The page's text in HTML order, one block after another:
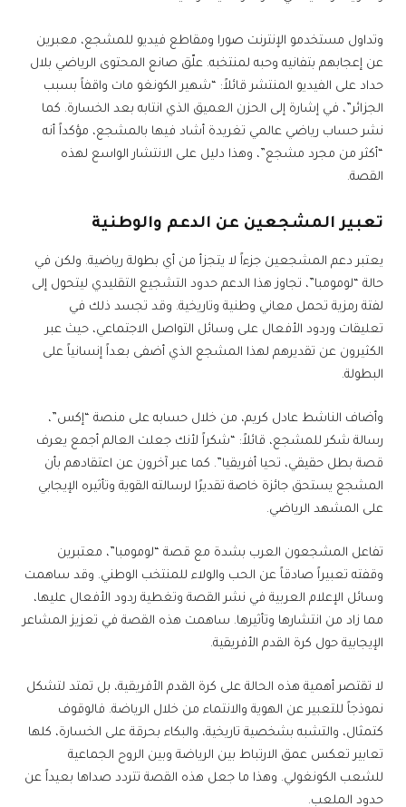
وتداول مستخدمو الإنترنت صورا ومقاطع فيديو للمشجع، معبرين
عن إعجابهم بتفانيه وحبه لمنتخبه. علّق صانع المحتوى الرياضي بلال
حداد على الفيديو المنتشر قائلاً: “شهير الكونغو مات واقفاً بسبب
الجزائر”، في إشارة إلى الحزن العميق الذي انتابه بعد الخسارة. كما
نشر حساب رياضي عالمي تغريدة أشاد فيها بالمشجع، مؤكداً أنه
“أكثر من مجرد مشجع”، وهذا دليل على الانتشار الواسع لهذه
القصة.
تعبير المشجعين عن الدعم والوطنية
يعتبر دعم المشجعين جزءاً لا يتجزأ من أي بطولة رياضية. ولكن في
حالة “لومومبا”، تجاوز هذا الدعم حدود التشجيع التقليدي ليتحول إلى
لفتة رمزية تحمل معاني وطنية وتاريخية. وقد تجسد ذلك في
تعليقات وردود الأفعال على وسائل التواصل الاجتماعي، حيث عبر
الكثيرون عن تقديرهم لهذا المشجع الذي أضفى بعداً إنسانياً على
البطولة.
وأضاف الناشط عادل كريم، من خلال حسابه على منصة “إكس”،
رسالة شكر للمشجع، قائلاً: “شكراً لأنك جعلت العالم أجمع يعرف
قصة بطل حقيقي، تحيا أفريقيا”. كما عبر آخرون عن اعتقادهم بأن
المشجع يستحق جائزة خاصة تقديرًا لرسالته القوية وتأثيره الإيجابي
على المشهد الرياضي.
تفاعل المشجعون العرب بشدة مع قصة “لومومبا”، معتبرين
وقفته تعبيراً صادقاً عن الحب والولاء للمنتخب الوطني. وقد ساهمت
وسائل الإعلام العربية في نشر القصة وتغطية ردود الأفعال عليها،
مما زاد من انتشارها وتأثيرها. ساهمت هذه القصة في تعزيز المشاعر
الإيجابية حول كرة القدم الأفريقية.
لا تقتصر أهمية هذه الحالة على كرة القدم الأفريقية، بل تمتد لتشكل
نموذجاً للتعبير عن الهوية والانتماء من خلال الرياضة. فالوقوف
كتمثال، والتشبه بشخصية تاريخية، والبكاء بحرقة على الخسارة، كلها
تعابير تعكس عمق الارتباط بين الرياضة وبين الروح الجماعية
للشعب الكونغولي. وهذا ما جعل هذه القصة تتردد صداها بعيداً عن
حدود الملعب.